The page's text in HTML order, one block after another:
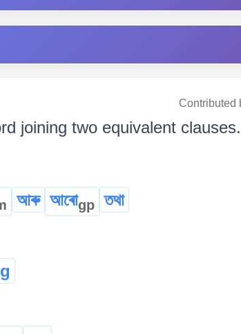
Contributed
joining two equivalent clauses.
আৰু আৰোgp তথা